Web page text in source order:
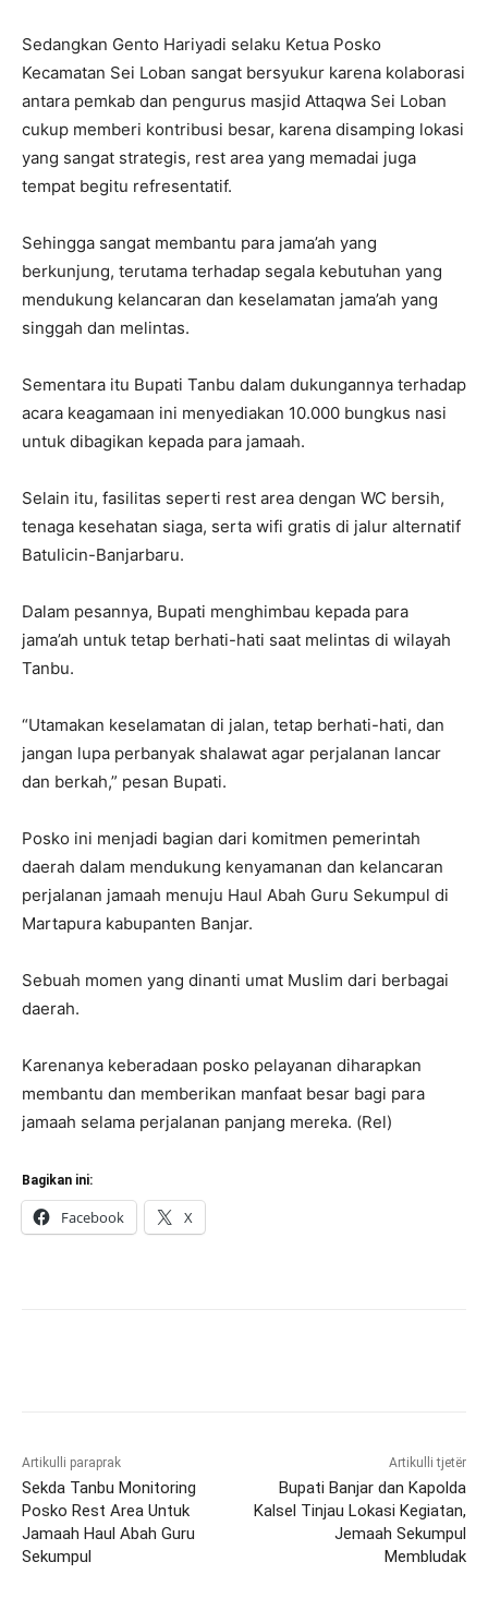
Sedangkan Gento Hariyadi selaku Ketua Posko
Kecamatan Sei Loban sangat bersyukur karena kolaborasi
antara pemkab dan pengurus masjid Attaqwa Sei Loban
cukup memberi kontribusi besar, karena disamping lokasi
yang sangat strategis, rest area yang memadai juga
tempat begitu refresentatif.
Sehingga sangat membantu para jama’ah yang
berkunjung, terutama terhadap segala kebutuhan yang
mendukung kelancaran dan keselamatan jama’ah yang
singgah dan melintas.
Sementara itu Bupati Tanbu dalam dukungannya terhadap
acara keagamaan ini menyediakan 10.000 bungkus nasi
untuk dibagikan kepada para jamaah.
Selain itu, fasilitas seperti rest area dengan WC bersih,
tenaga kesehatan siaga, serta wifi gratis di jalur alternatif
Batulicin-Banjarbaru.
Dalam pesannya, Bupati menghimbau kepada para
jama’ah untuk tetap berhati-hati saat melintas di wilayah
Tanbu.
“Utamakan keselamatan di jalan, tetap berhati-hati, dan
jangan lupa perbanyak shalawat agar perjalanan lancar
dan berkah,” pesan Bupati.
Posko ini menjadi bagian dari komitmen pemerintah
daerah dalam mendukung kenyamanan dan kelancaran
perjalanan jamaah menuju Haul Abah Guru Sekumpul di
Martapura kabupanten Banjar.
Sebuah momen yang dinanti umat Muslim dari berbagai
daerah.
Karenanya keberadaan posko pelayanan diharapkan
membantu dan memberikan manfaat besar bagi para
jamaah selama perjalanan panjang mereka. (Rel)
Bagikan ini:
Facebook X
Artikulli paraprak
Sekda Tanbu Monitoring
Posko Rest Area Untuk
Jamaah Haul Abah Guru
Sekumpul
Artikulli tjetër
Bupati Banjar dan Kapolda
Kalsel Tinjau Lokasi Kegiatan,
Jemaah Sekumpul
Membludak